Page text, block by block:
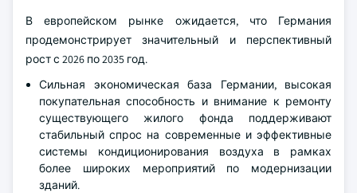
В европейском рынке ожидается, что Германия
продемонстрирует значительный и перспективный
рост с 2026 по 2035 год.
Сильная экономическая база Германии, высокая
покупательная способность и внимание к ремонту
существующего жилого фонда поддерживают
стабильный спрос на современные и эффективные
системы кондиционирования воздуха в рамках
более широких мероприятий по модернизации
зданий.